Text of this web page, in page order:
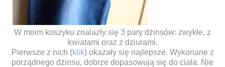
W moim koszyku znalazły się 3 pary dżinsów: zwykłe, z
kwiatami oraz z dziurami.
Pierwsze z nich (klik) okazały się najlepsze. Wykonane z
porządnego dżinsu, dobrze dopasowują się do ciała. Nie